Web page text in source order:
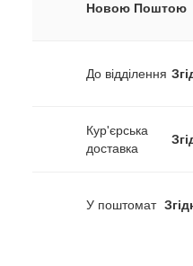
Новою Поштою
До відділення
Кур'єрська
доставка
У поштомат